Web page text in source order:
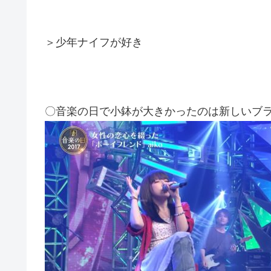
＞少年ナイフが好き
〇音楽の日で小鉢が大きかったのは新しいブ